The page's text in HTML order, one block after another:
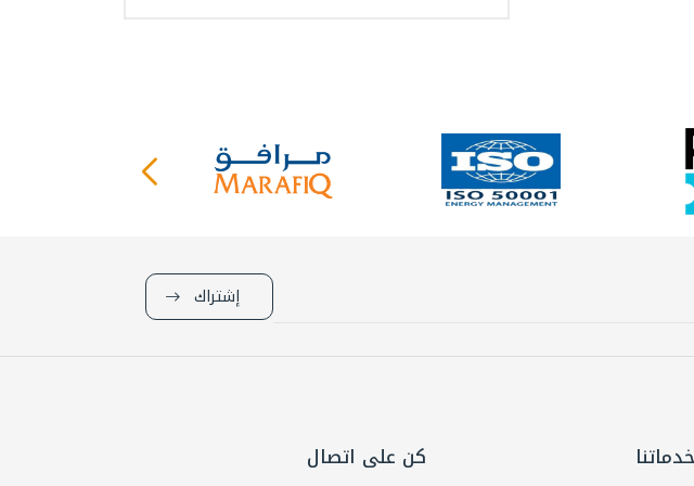
إشتراك
خدماتنا كن على اتصال